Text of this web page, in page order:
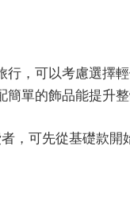
，可以考慮選擇
單的飾品能提升整
，可先從基礎款